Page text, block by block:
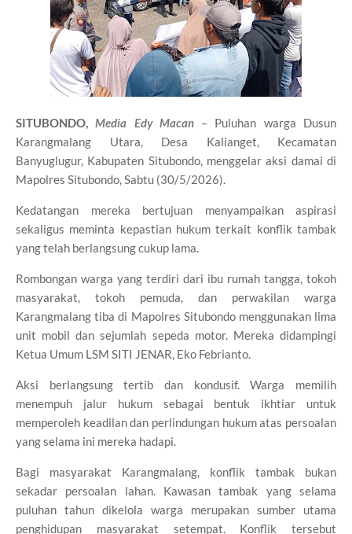
SITUBONDO,Media Edy Macan– Puluhan warga Dusun
Karangmalang Utara, Desa Kalianget, Kecamatan
Banyuglugur, Kabupaten Situbondo, menggelar aksi damai di
Mapolres Situbondo, Sabtu (30/5/2026).
Kedatangan mereka bertujuan menyampaikan aspirasi
sekaligus meminta kepastian hukum terkait konflik tambak
yang telah berlangsung cukup lama.
Rombongan warga yang terdiri dari ibu rumah tangga, tokoh
masyarakat, tokoh pemuda, dan perwakilan warga
Karangmalang tiba di Mapolres Situbondo menggunakan lima
unit mobil dan sejumlah sepeda motor. Mereka didampingi
Ketua Umum LSM SITI JENAR, Eko Febrianto.
Aksi berlangsung tertib dan kondusif. Warga memilih
menempuh jalur hukum sebagai bentuk ikhtiar untuk
memperoleh keadilan dan perlindungan hukum atas persoalan
yang selama ini mereka hadapi.
Bagi masyarakat Karangmalang, konflik tambak bukan
sekadar persoalan lahan. Kawasan tambak yang selama
puluhan tahun dikelola warga merupakan sumber utama
penghidupan masyarakat setempat. Konflik tersebut